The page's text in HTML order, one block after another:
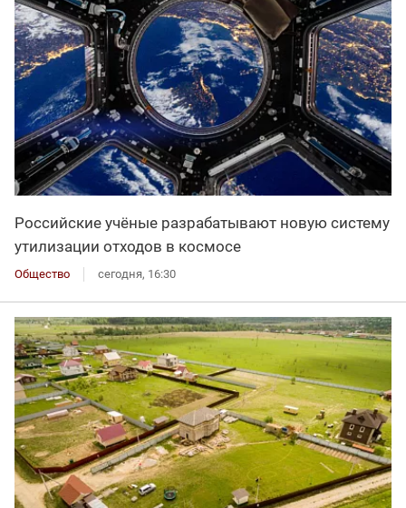
Российские учёные разрабатывают новую систему
утилизации отходов в космосе
Общество сегодня, 16:30